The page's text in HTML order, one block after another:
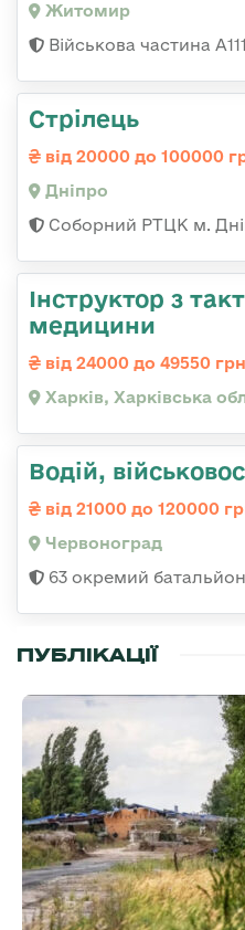
Житомир
Військова частина
Стрілець
від 20000 до 100000
Дніпро
Соборний РТЦК м.
Інструктор з
медицини
від 24000 до 49550 грн
Харків, Харківська
Водій,
від 21000 до 120000
Червоноград
63 окремий
ПУБЛІКАЦІЇ